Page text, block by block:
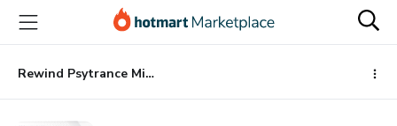
para
conteúdo
principal
para
pagamento
para
rodapé
Rewind Psytrance Midi Pack Vol.1